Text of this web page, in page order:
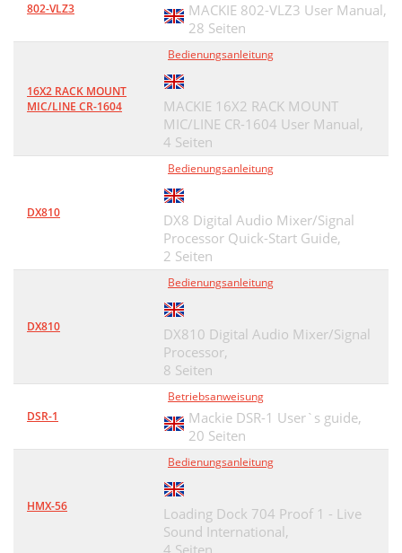
802-VLZ3
MACKIE 802-VLZ3 User Manual,
28 Seiten
16X2 RACK MOUNT
MIC/LINE CR-1604
Bedienungsanleitung
MACKIE 16X2 RACK MOUNT
MIC/LINE CR-1604 User Manual,
4 Seiten
DX810
Bedienungsanleitung
DX8 Digital Audio Mixer/Signal
Processor Quick-Start Guide,
2 Seiten
DX810
Bedienungsanleitung
DX810 Digital Audio Mixer/Signal
Processor,
8 Seiten
DSR-1
Betriebsanweisung
Mackie DSR-1 User`s guide,
20 Seiten
HMX-56
Bedienungsanleitung
Loading Dock 704 Proof 1 - Live
Sound International,
4 Seiten